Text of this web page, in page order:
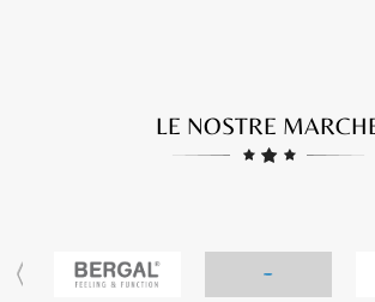
LE NOSTRE